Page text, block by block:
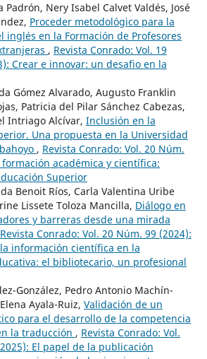
Padrón, Nery Isabel Calvet Valdés, José
Proceder metodológico para la
inglés en la Formación de Profesores
, Revista Conrado: Vol. 19
Crear e innovar: un desafio en la
Gómez Alvarado, Augusto Franklin
Patricia del Pilar Sánchez Cabezas,
Intriago Alcívar, Inclusión en la
Una propuesta en la Universidad
, Revista Conrado: Vol. 20 Núm.
formación académica y científica:
Superior
Benoit Ríos, Carla Valentina Uribe
Lissete Toloza Mancilla, Diálogo en
y barreras desde una mirada
Revista Conrado: Vol. 20 Núm. 99 (2024):
información científica en la
el bibliotecario, un profesional
González, Pedro Antonio Machín-
Ayala-Ruiz, Validación de un
para el desarrollo de la competencia
la traducción , Revista Conrado: Vol.
El papel de la publicación